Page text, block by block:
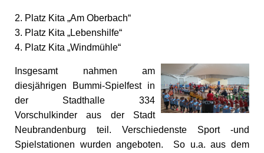
2. Platz Kita „Am Oberbach“
3. Platz Kita „Lebenshilfe“
4. Platz Kita „Windmühle“
Insgesamt nahmen am
diesjährigen Bummi-Spielfest in
der Stadthalle 334
Vorschulkinder aus der Stadt
Neubrandenburg teil. Verschiedenste Sport -und
Spielstationen wurden angeboten. So u.a. aus dem